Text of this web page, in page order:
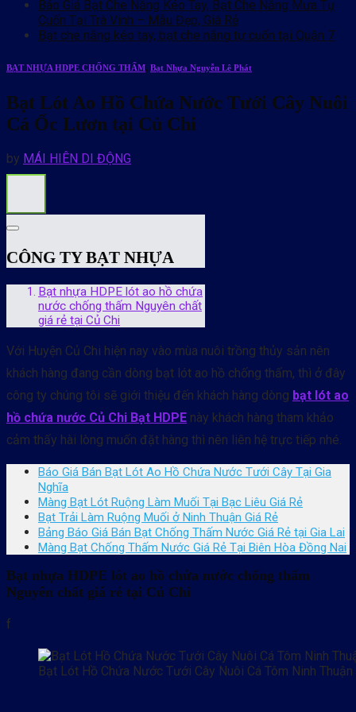
Báo Giá Bạt Che Nắng Kéo Tay, Bạt Che Nắng Mưa Tự
Cuốn Tại Trà Vinh – Mẫu Đẹp, Giá Rẻ
Bạt che nắng kéo tay, bạt che nắng tự cuốn tại Quận 7
BẠT NHỰA HDPE CHỐNG THẤM, Bạt Nhựa Nguyễn Lê Phát
Bạt Lót Ao Hồ Chứa Nước Tưới Cây Nuôi
Cá Ốc Lươn tại Củ Chi
by MÁI HIÊN DI ĐỘNG
CÔNG TY BẠT NHỰA
Bạt nhựa HDPE lót ao hồ chứa
nước chống thấm Nguyên chất
giá rẻ tại Củ Chi
Với Huyện Củ Chi hiện nay vào mùa nuôi trồng thủy sản nên
khách hàng đang cần dòng bạt lót ao hồ chống thấm, thì ở đây
công ty chúng tôi sẽ giới thiệu đến khách hàng dòng bạt lót ao
hồ chứa nước Củ Chi Bạt HDPE này khách hàng tham khảo
cảm thấy hài lòng muốn đặt hàng thì nên liên hệ trực tiếp nhé.
Báo Giá Bán Bạt Lót Ao Hồ Chứa Nước Tưới Cây Tại Gia
Nghĩa
Màng Bạt Lót Ruộng Làm Muối Tại Bạc Liêu Giá Rẻ
Bạt Trải Làm Ruộng Muối ở Ninh Thuận Giá Rẻ
Bảng Báo Giá Bán Bạt Chống Thấm Nước Giá Rẻ tại Gia Lai
Màng Bạt Chống Thấm Nước Giá Rẻ Tại Biên Hòa Đồng Nai
Bạt nhựa HDPE lót ao hồ chứa nước chống thấm
Nguyên chất giá rẻ tại Củ Chi
f
Bạt Lót Hồ Chứa Nước Tưới Cây Nuôi Cá Tôm Ninh Thuận